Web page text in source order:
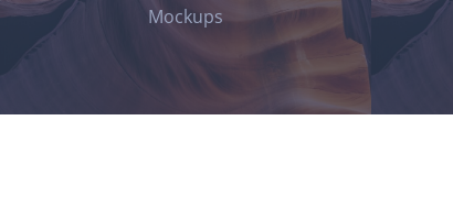
Mockups